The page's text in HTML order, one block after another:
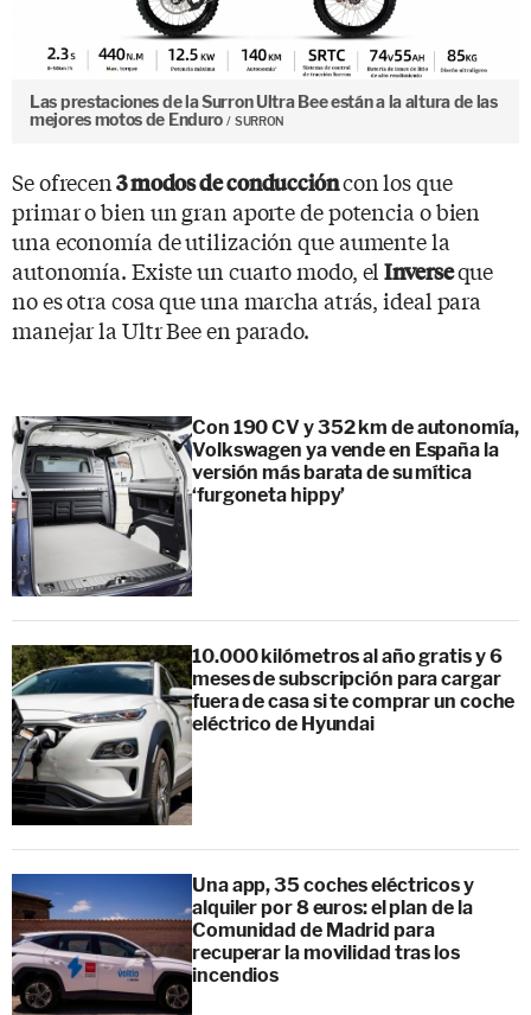
Las prestaciones de la Surron Ultra Bee están a la altura de las
mejores motos de Enduro
SURRON
Se ofrecen3 modos de conduccióncon los que
primar o bien un gran aporte de potencia o bien
una economía de utilización que aumente la
autonomía. Existe un cuarto modo, elInverseque
no es otra cosa que una marcha atrás, ideal para
manejar la Ultr Bee en parado.
Con 190 CV y 352 km de autonomía,
Volkswagen ya vende en España la
versión más barata de su mítica
‘furgoneta hippy’
10.000 kilómetros al año gratis y 6
meses de subscripción para cargar
fuera de casa si te comprar un coche
eléctrico de Hyundai
Una app, 35 coches eléctricos y
alquiler por 8 euros: el plan de la
Comunidad de Madrid para
recuperar la movilidad tras los
incendios